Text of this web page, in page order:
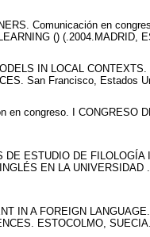
Comunicación en
() (.2004.MADRID,
IN LOCAL
San Francisco, Estados
en congreso. I CONGRESO
ESTUDIO DE FILOLOGÍA
EN LA UNIVERSIDAD
IN A FOREIGN
ESTOCOLMO,